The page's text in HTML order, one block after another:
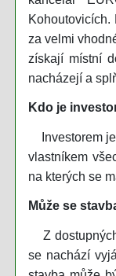
za velmi
získají místní
nacházejí a
Kdo je
Investorem je
vlastníkem
na kterých se
Může se
Z
se nachází